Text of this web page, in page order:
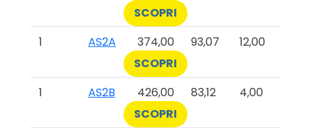
SCOPRI
1
AS2A 374,00 93,07
12,00
SCOPRI
1
AS2B 426,00 83,12
4,00
SCOPRI